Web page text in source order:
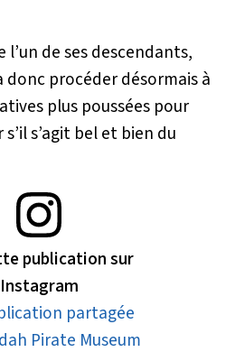
l’un de ses descendants,
donc procéder désormais à
plus poussées pour
s’agit bel et bien du
publication sur
Instagram
partagée
Pirate Museum